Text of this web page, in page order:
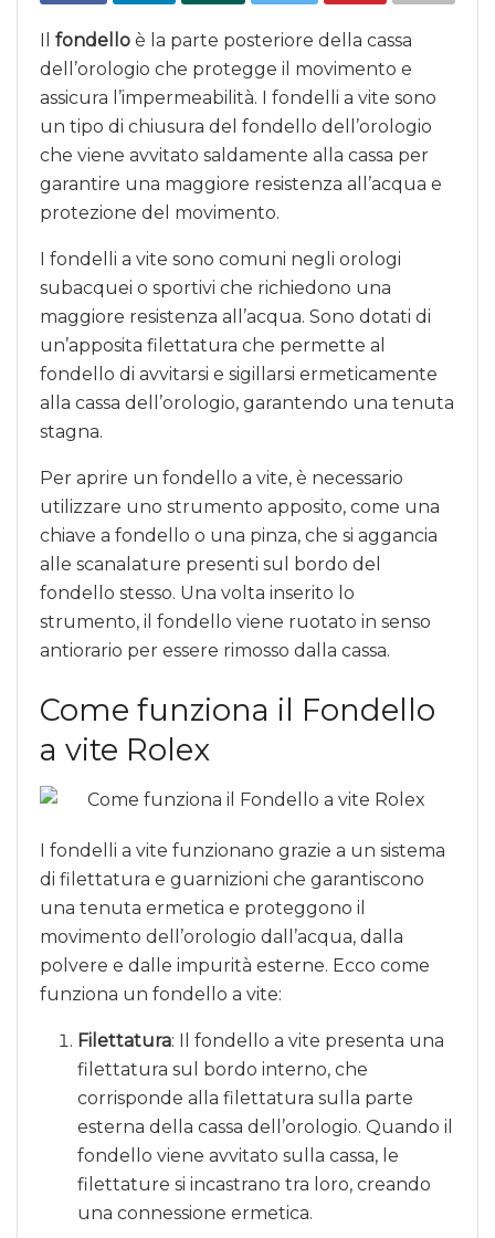
fondello è la parte posteriore della cassa
dell’orologio che protegge il movimento e
assicura l’impermeabilità. I fondelli a vite sono
un tipo di chiusura del fondello dell’orologio
che viene avvitato saldamente alla cassa per
garantire una maggiore resistenza all’acqua e
protezione del movimento.
I fondelli a vite sono comuni negli orologi
subacquei o sportivi che richiedono una
maggiore resistenza all’acqua. Sono dotati di
un’apposita filettatura che permette al
fondello di avvitarsi e sigillarsi ermeticamente
alla cassa dell’orologio, garantendo una tenuta
stagna.
Per aprire un fondello a vite, è necessario
utilizzare uno strumento apposito, come una
chiave a fondello o una pinza, che si aggancia
alle scanalature presenti sul bordo del
fondello stesso. Una volta inserito lo
strumento, il fondello viene ruotato in senso
antiorario per essere rimosso dalla cassa.
Come funziona il Fondello
a vite Rolex
I fondelli a vite funzionano grazie a un sistema
di filettatura e guarnizioni che garantiscono
una tenuta ermetica e proteggono il
movimento dell’orologio dall’acqua, dalla
polvere e dalle impurità esterne. Ecco come
funziona un fondello a vite:
Filettatura: Il fondello a vite presenta una
filettatura sul bordo interno, che
corrisponde alla filettatura sulla parte
esterna della cassa dell’orologio. Quando il
fondello viene avvitato sulla cassa, le
filettature si incastrano tra loro, creando
una connessione ermetica.